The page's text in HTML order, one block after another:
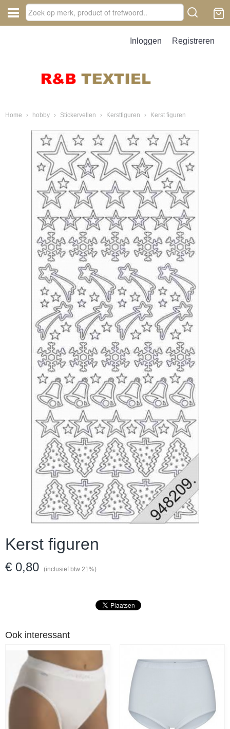
Inloggen Registreren
Home › hobby › Stickervellen › Kerstfiguren › Kerst figuren
Kerst figuren
€ 0,80 (inclusief btw 21%)
Ook interessant